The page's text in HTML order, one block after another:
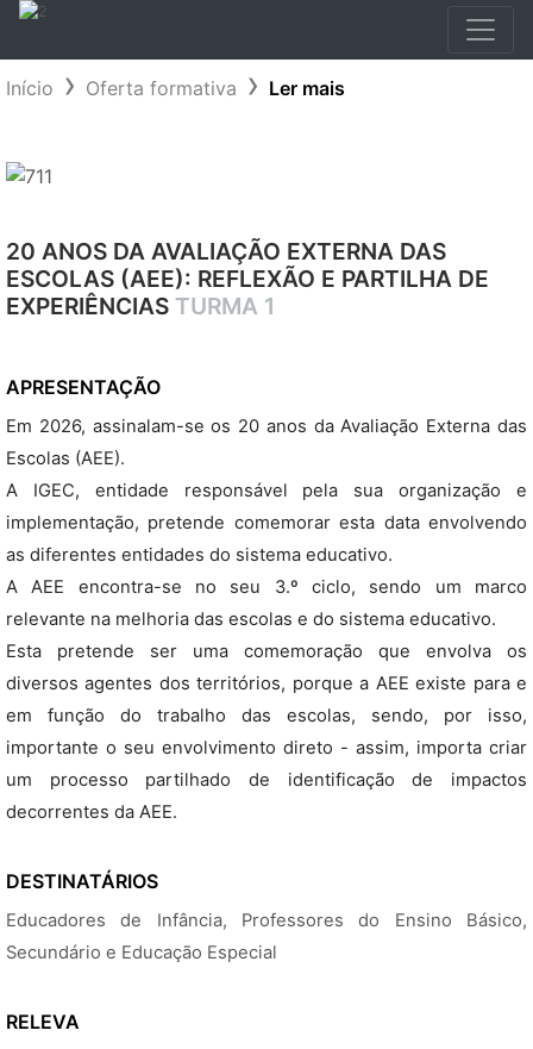
Início Oferta formativa Ler mais
20 ANOS DA AVALIAÇÃO EXTERNA DAS
ESCOLAS (AEE): REFLEXÃO E PARTILHA DE
EXPERIÊNCIAS TURMA 1
APRESENTAÇÃO
Em 2026, assinalam-se os 20 anos da Avaliação Externa das
Escolas (AEE).
A IGEC, entidade responsável pela sua organização e
implementação, pretende comemorar esta data envolvendo
as diferentes entidades do sistema educativo.
A AEE encontra-se no seu 3.º ciclo, sendo um marco
relevante na melhoria das escolas e do sistema educativo.
Esta pretende ser uma comemoração que envolva os
diversos agentes dos territórios, porque a AEE existe para e
em função do trabalho das escolas, sendo, por isso,
importante o seu envolvimento direto - assim, importa criar
um processo partilhado de identificação de impactos
decorrentes da AEE.
DESTINATÁRIOS
Educadores de Infância, Professores do Ensino Básico,
Secundário e Educação Especial
RELEVA